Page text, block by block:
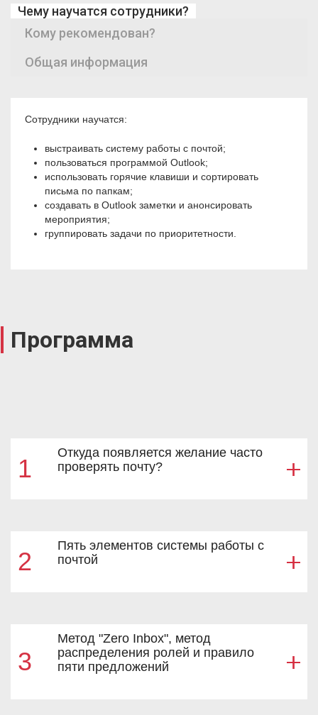
Чему научатся сотрудники?
Кому рекомендован?
Общая информация
Сотрудники научатся:
выстраивать систему работы с почтой;
пользоваться программой Outlook;
использовать горячие клавиши и сортировать
письма по папкам;
создавать в Outlook заметки и анонсировать
мероприятия;
группировать задачи по приоритетности.
Программа
1
Откуда появляется желание часто
проверять почту?
2
Пять элементов системы работы с
почтой
3
Метод "Zero Inbox", метод
распределения ролей и правило
пяти предложений